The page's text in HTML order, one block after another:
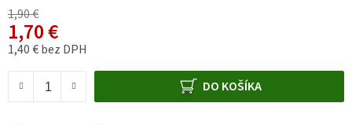
1,90 €
1,70 €
1,40 € bez DPH
DO KOŠÍKA